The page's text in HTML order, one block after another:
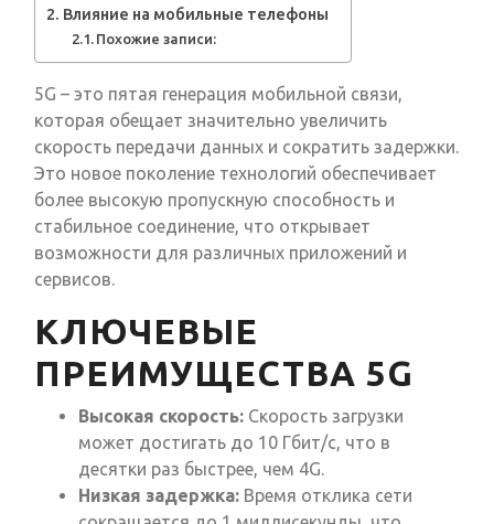
Влияние на мобильные телефоны
Похожие записи:
5G – это пятая генерация мобильной связи,
которая обещает значительно увеличить
скорость передачи данных и сократить задержки.
Это новое поколение технологий обеспечивает
более высокую пропускную способность и
стабильное соединение, что открывает
возможности для различных приложений и
сервисов.
КЛЮЧЕВЫЕ
ПРЕИМУЩЕСТВА 5G
Высокая скорость: Скорость загрузки
может достигать до 10 Гбит/с, что в
десятки раз быстрее, чем 4G.
Низкая задержка: Время отклика сети